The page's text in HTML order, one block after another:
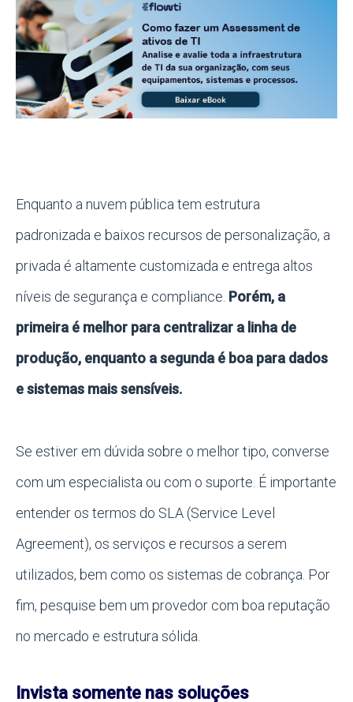
Enquanto a nuvem pública tem estrutura
padronizada e baixos recursos de personalização, a
privada é altamente customizada e entrega altos
níveis de segurança e compliance. Porém, a
primeira é melhor para centralizar a linha de
produção, enquanto a segunda é boa para dados
e sistemas mais sensíveis.
Se estiver em dúvida sobre o melhor tipo, converse
com um especialista ou com o suporte. É importante
entender os termos do SLA (Service Level
Agreement), os serviços e recursos a serem
utilizados, bem como os sistemas de cobrança. Por
fim, pesquise bem um provedor com boa reputação
no mercado e estrutura sólida.
Invista somente nas soluções